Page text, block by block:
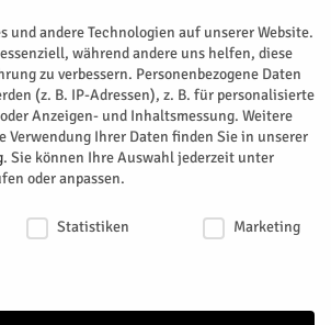
bereits stattgefunden.
W201/C-Klasse
und andere Technologien auf unserer Website.
während andere uns helfen, diese
zu verbessern. Personenbezogene Daten
(z. B. IP-Adressen), z. B. für personalisierte
Anzeigen- und Inhaltsmessung. Weitere
Verwendung Ihrer Daten finden Sie in unserer
. Sie können Ihre Auswahl jederzeit unter
oder anpassen.
Statistiken
Marketing